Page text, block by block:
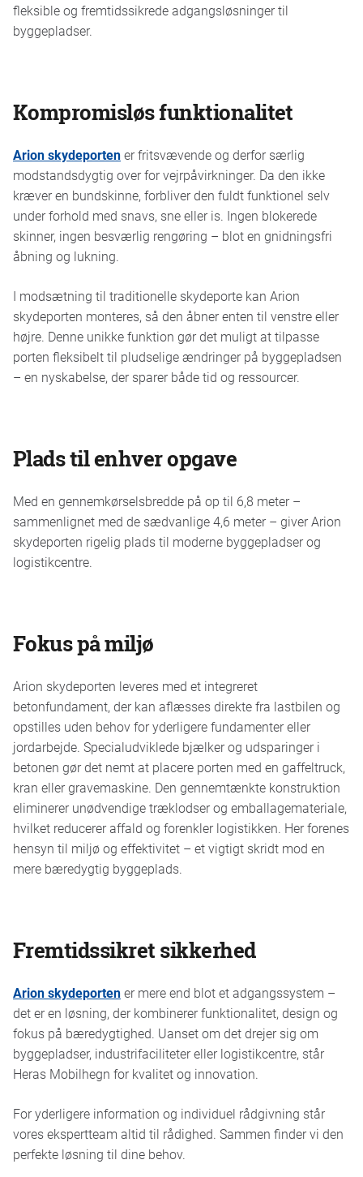
fleksible og fremtidssikrede adgangsløsninger til
byggepladser.
Kompromisløs funktionalitet
Arion skydeportener fritsvævende og derfor særlig
modstandsdygtig over for vejrpåvirkninger. Da den ikke
kræver en bundskinne, forbliver den fuldt funktionel selv
under forhold med snavs, sne eller is. Ingen blokerede
skinner, ingen besværlig rengøring – blot en gnidningsfri
åbning og lukning.
I modsætning til traditionelle skydeporte kan Arion
skydeporten monteres, så den åbner enten til venstre eller
højre. Denne unikke funktion gør det muligt at tilpasse
porten fleksibelt til pludselige ændringer på byggepladsen
– en nyskabelse, der sparer både tid og ressourcer.
Plads til enhver opgave
Med en gennemkørselsbredde på op til 6,8 meter –
sammenlignet med de sædvanlige 4,6 meter – giver Arion
skydeporten rigelig plads til moderne byggepladser og
logistikcentre.
Fokus på miljø
Arion skydeporten leveres med et integreret
betonfundament, der kan aflæsses direkte fra lastbilen og
opstilles uden behov for yderligere fundamenter eller
jordarbejde. Specialudviklede bjælker og udsparinger i
betonen gør det nemt at placere porten med en gaffeltruck,
kran eller gravemaskine. Den gennemtænkte konstruktion
eliminerer unødvendige træklodser og emballagemateriale,
hvilket reducerer affald og forenkler logistikken. Her forenes
hensyn til miljø og effektivitet – et vigtigt skridt mod en
mere bæredygtig byggeplads.
Fremtidssikret sikkerhed
Arion skydeportener mere end blot et adgangssystem –
det er en løsning, der kombinerer funktionalitet, design og
fokus på bæredygtighed. Uanset om det drejer sig om
byggepladser, industrifaciliteter eller logistikcentre, står
Heras Mobilhegn for kvalitet og innovation.
For yderligere information og individuel rådgivning står
vores ekspertteam altid til rådighed. Sammen finder vi den
perfekte løsning til dine behov.